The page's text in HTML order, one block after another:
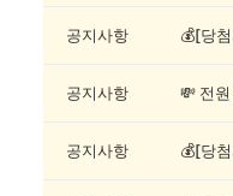
공지사항
공지사항
공지사항